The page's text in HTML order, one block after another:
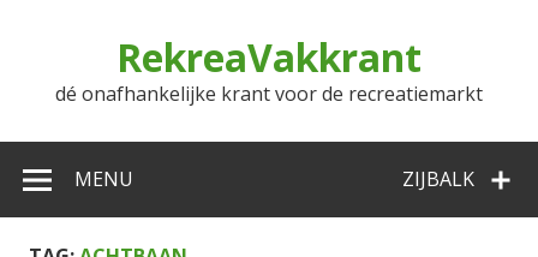
RekreaVakkrant
dé onafhankelijke krant voor de recreatiemarkt
ZIJBALK
MENU